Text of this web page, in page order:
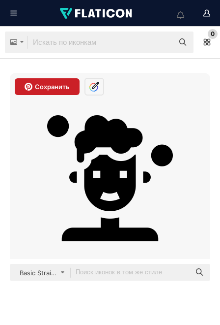
0
Сохранить
Basic Straight Filled